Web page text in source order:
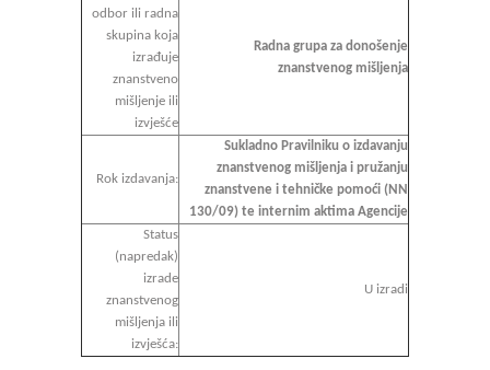
odbor ili radna
skupina koja
izrađuje
znanstveno
mišljenje ili
izvješće
Radna grupa za donošenje
znanstvenog mišljenja
Rok izdavanja:
Sukladno Pravilniku o izdavanju
znanstvenog mišljenja i pružanju
znanstvene i tehničke pomoći (NN
130/09) te internim aktima Agencije
Status
(napredak)
izrade
znanstvenog
mišljenja ili
izvješća:
U izradi